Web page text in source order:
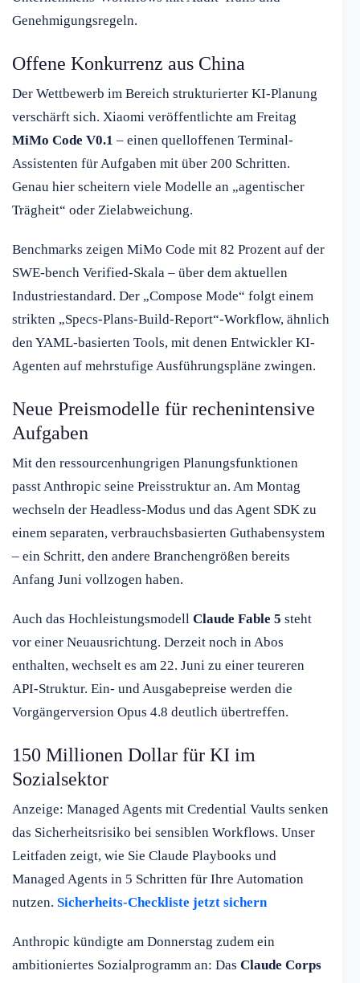
Genehmigungsregeln.
Offene Konkurrenz aus China
Der Wettbewerb im Bereich strukturierter KI-Planung
verschärft sich. Xiaomi veröffentlichte am Freitag
MiMo Code V0.1 – einen quelloffenen Terminal-
Assistenten für Aufgaben mit über 200 Schritten.
Genau hier scheitern viele Modelle an „agentischer
Trägheit“ oder Zielabweichung.
Benchmarks zeigen MiMo Code mit 82 Prozent auf der
SWE-bench Verified-Skala – über dem aktuellen
Industriestandard. Der „Compose Mode“ folgt einem
strikten „Specs-Plans-Build-Report“-Workflow, ähnlich
den YAML-basierten Tools, mit denen Entwickler KI-
Agenten auf mehrstufige Ausführungspläne zwingen.
Neue Preismodelle für rechenintensive
Aufgaben
Mit den ressourcenhungrigen Planungsfunktionen
passt Anthropic seine Preisstruktur an. Am Montag
wechseln der Headless-Modus und das Agent SDK zu
einem separaten, verbrauchsbasierten Guthabensystem
– ein Schritt, den andere Branchengrößen bereits
Anfang Juni vollzogen haben.
Auch das Hochleistungsmodell Claude Fable 5 steht
vor einer Neuausrichtung. Derzeit noch in Abos
enthalten, wechselt es am 22. Juni zu einer teureren
API-Struktur. Ein- und Ausgabepreise werden die
Vorgängerversion Opus 4.8 deutlich übertreffen.
150 Millionen Dollar für KI im
Sozialsektor
Anzeige: Managed Agents mit Credential Vaults senken
das Sicherheitsrisiko bei sensiblen Workflows. Unser
Leitfaden zeigt, wie Sie Claude Playbooks und
Managed Agents in 5 Schritten für Ihre Automation
nutzen. Sicherheits-Checkliste jetzt sichern
Anthropic kündigte am Donnerstag zudem ein
ambitioniertes Sozialprogramm an: Das Claude Corps